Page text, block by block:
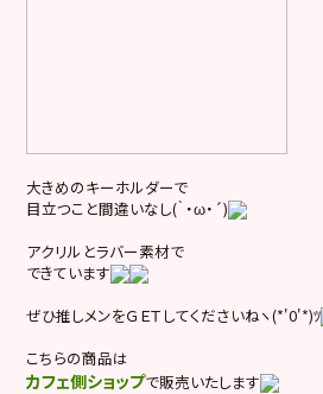
大きめのキーホルダーで
目立つこと間違いなし(｀・ω・´)
アクリルとラバー素材で
できています
ぜひ推しメンをＧＥＴしてくださいねヽ(*'0'*)ﾂ
こちらの商品は
カフェ側ショップで販売いたします